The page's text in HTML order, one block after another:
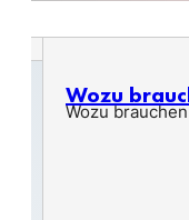
Wozu
Wozu